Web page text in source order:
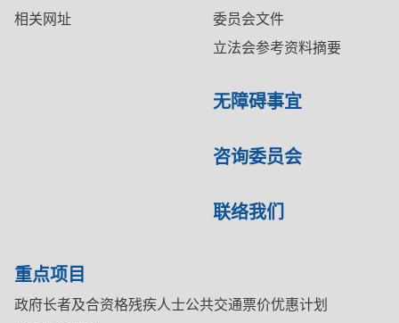
相关网址
委员会文件
立法会参考资料摘要
无障碍事宜
咨询委员会
联络我们
重点项目
政府长者及合资格残疾人士公共交通票价优惠计划